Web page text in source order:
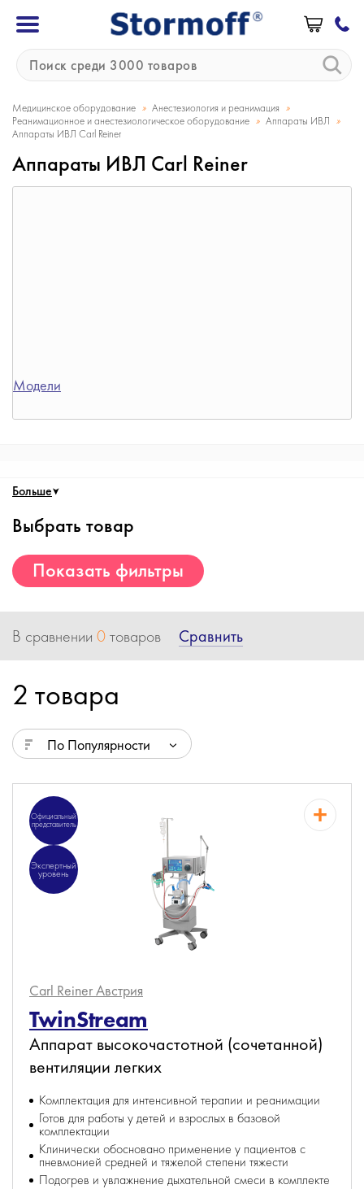
Медицинское оборудование » Анестезиология и реанимация »
Реанимационное и анестезиологическое оборудование » Аппараты ИВЛ »
Аппараты ИВЛ Carl Reiner
Аппараты ИВЛ Carl Reiner
Модели
Больше
Выбрать товар
Показать фильтры
В сравнении 0товаров Сравнить
2 товара
По Популярности
Официальный
представитель
Экспертный
уровень
Carl ReinerАвстрия
TwinStream
Аппарат высокочастотной (сочетанной)
вентиляции легких
Комплектация для интенсивной терапии и реанимации
Готов для работы у детей и взрослых в базовой
комплектации
Клинически обосновано применение у пациентов с
пневмонией средней и тяжелой степени тяжести
Подогрев и увлажнение дыхательной смеси в комплекте